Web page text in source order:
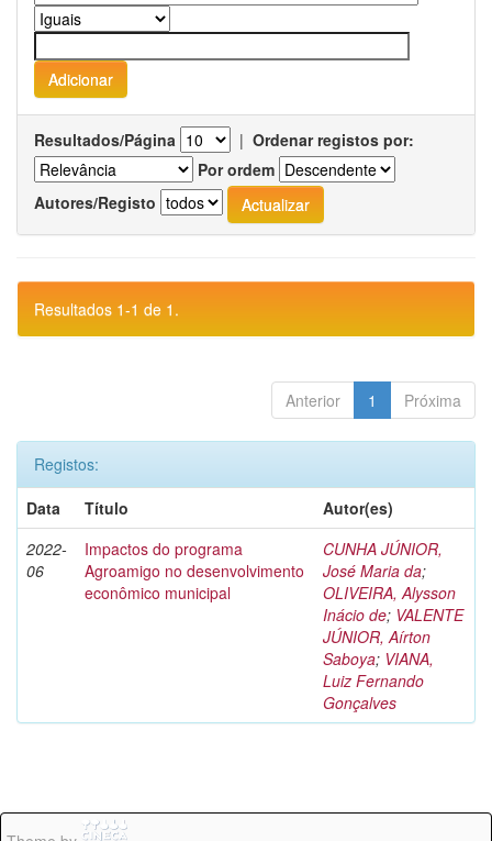
Resultados/Página | Ordenar registos por:
Por ordem
Autores/Registo
Resultados 1-1 de 1.
Anterior 1 Próxima
Registos:
Data
Título
Autor(es)
2022-
06
Impactos do programa
Agroamigo no desenvolvimento
econômico municipal
CUNHA JÚNIOR,
José Maria da;
OLIVEIRA, Alysson
Inácio de; VALENTE
JÚNIOR, Aírton
Saboya; VIANA,
Luiz Fernando
Gonçalves